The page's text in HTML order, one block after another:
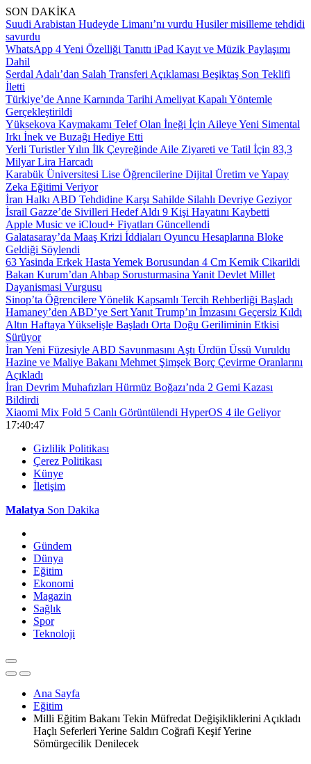
SON DAKİKA
Suudi Arabistan Hudeyde Limanı’nı vurdu Husiler misilleme tehdidi
savurdu
WhatsApp 4 Yeni Özelliği Tanıttı iPad Kayıt ve Müzik Paylaşımı
Dahil
Serdal Adalı’dan Salah Transferi Açıklaması Beşiktaş Son Teklifi
İletti
Türkiye’de Anne Karnında Tarihi Ameliyat Kapalı Yöntemle
Gerçekleştirildi
Yüksekova Kaymakamı Telef Olan İneği İçin Aileye Yeni Simental
Irkı İnek ve Buzağı Hediye Etti
Yerli Turistler Yılın İlk Çeyreğinde Aile Ziyareti ve Tatil İçin 83,3
Milyar Lira Harcadı
Karabük Üniversitesi Lise Öğrencilerine Dijital Üretim ve Yapay
Zeka Eğitimi Veriyor
İran Halkı ABD Tehdidine Karşı Sahilde Silahlı Devriye Geziyor
İsrail Gazze’de Sivilleri Hedef Aldı 9 Kişi Hayatını Kaybetti
Apple Music ve iCloud+ Fiyatları Güncellendi
Galatasaray’da Maaş Krizi İddiaları Oyuncu Hesaplarına Bloke
Geldiği Söylendi
63 Yasinda Erkek Hasta Yemek Borusundan 4 Cm Kemik Cikarildi
Bakan Kurum’dan Ahbap Sorusturmasina Yanit Devlet Millet
Dayanismasi Vurgusu
Sinop’ta Öğrencilere Yönelik Kapsamlı Tercih Rehberliği Başladı
Hamaney’den ABD’ye Sert Yanıt Trump’ın İmzasını Geçersiz Kıldı
Altın Haftaya Yükselişle Başladı Orta Doğu Geriliminin Etkisi
Sürüyor
İran Yeni Füzesiyle ABD Savunmasını Aştı Ürdün Üssü Vuruldu
Hazine ve Maliye Bakanı Mehmet Şimşek Borç Çevirme Oranlarını
Açıkladı
İran Devrim Muhafızları Hürmüz Boğazı’nda 2 Gemi Kazası
Bildirdi
Xiaomi Mix Fold 5 Canlı Görüntülendi HyperOS 4 ile Geliyor
17:40:47
Gizlilik Politikası
Çerez Politikası
Künye
İletişim
Malatya Son Dakika
Gündem
Dünya
Eğitim
Ekonomi
Magazin
Sağlık
Spor
Teknoloji
Ana Sayfa
Eğitim
Milli Eğitim Bakanı Tekin Müfredat Değişikliklerini Açıkladı
Haçlı Seferleri Yerine Saldırı Coğrafi Keşif Yerine
Sömürgecilik Denilecek